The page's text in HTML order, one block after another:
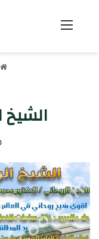
الشيخ